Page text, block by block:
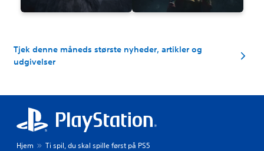
Tjek denne måneds største nyheder, artikler og
udgivelser
Hjem Ti spil, du skal spille først på PS5